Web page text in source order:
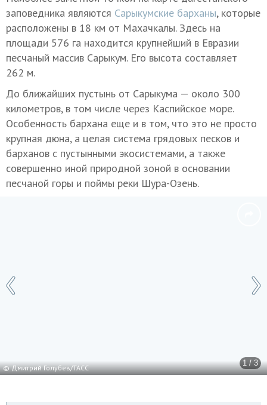
заповедника являются Сарыкумские барханы, которые
расположены в 18 км от Махачкалы. Здесь на
площади 576 га находится крупнейший в Евразии
песчаный массив Сарыкум. Его высота составляет
262 м.
До ближайших пустынь от Сарыкума — около 300
километров, в том числе через Каспийское море.
Особенность бархана еще и в том, что это не просто
крупная дюна, а целая система грядовых песков и
барханов с пустынными экосистемами, а также
совершенно иной природной зоной в основании
песчаной горы и поймы реки Шура-Озень.
1 / 3
© Дмитрий Голубев/ТАСС